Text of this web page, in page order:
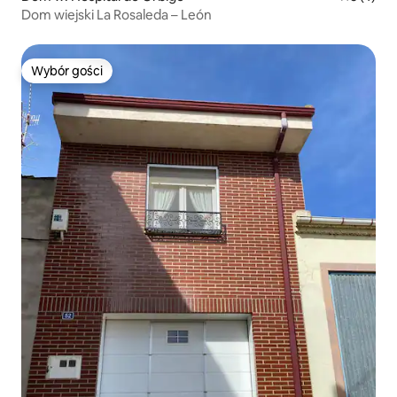
Dom wiejski La Rosaleda – León
Wybór gości
Wybór gości